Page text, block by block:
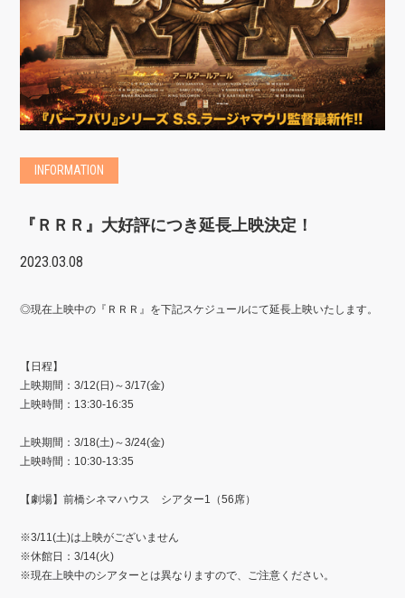
INFORMATION
『ＲＲＲ』大好評につき延長上映決定！
2023.03.08
◎現在上映中の『ＲＲＲ』を下記スケジュールにて延長上映いたします。
【日程】
上映期間：3/12(日)～3/17(金)
上映時間：13:30-16:35
上映期間：3/18(土)～3/24(金)
上映時間：10:30-13:35
【劇場】前橋シネマハウス シアター1（56席）
※3/11(土)は上映がございません
※休館日：3/14(火)
※現在上映中のシアターとは異なりますので、ご注意ください。